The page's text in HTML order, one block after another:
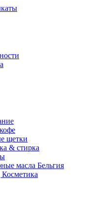
щетки
& стирка
масла Бельгия